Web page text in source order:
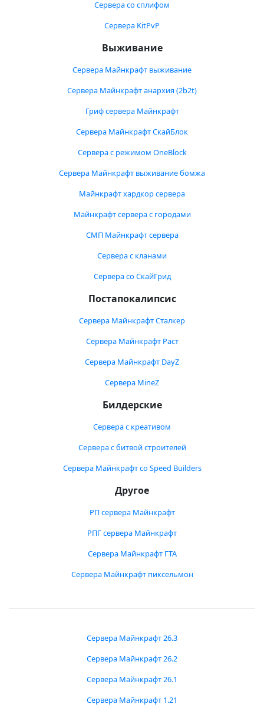
Сервера со сплифом
Сервера KitPvP
Выживание
Сервера Майнкрафт выживание
Сервера Майнкрафт анархия (2b2t)
Гриф сервера Майнкрафт
Сервера Майнкрафт СкайБлок
Сервера с режимом OneBlock
Сервера Майнкрафт выживание бомжа
Майнкрафт хардкор сервера
Майнкрафт сервера с городами
СМП Майнкрафт сервера
Сервера с кланами
Сервера со СкайГрид
Постапокалипсис
Сервера Майнкрафт Сталкер
Сервера Майнкрафт Раст
Сервера Майнкрафт DayZ
Сервера MineZ
Билдерские
Сервера с креативом
Сервера с битвой строителей
Сервера Майнкрафт со Speed Builders
Другое
РП сервера Майнкрафт
РПГ сервера Майнкрафт
Сервера Майнкрафт ГТА
Сервера Майнкрафт пиксельмон
Сервера Майнкрафт 26.3
Сервера Майнкрафт 26.2
Сервера Майнкрафт 26.1
Сервера Майнкрафт 1.21